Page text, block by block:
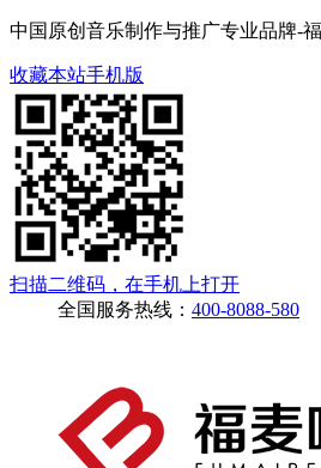
中国原创音乐制作与推广专业品牌-
收藏本站手机版
扫描二维码，在手机上打开
全国服务热线： 400-8088-580